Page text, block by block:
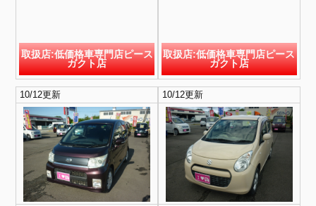
取扱店:低価格車専門店ピース
ガクト店
取扱店:低価格車専門店ピース
ガクト店
10/12更新 10/12更新